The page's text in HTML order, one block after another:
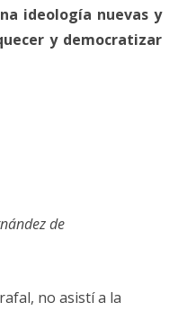
ideología nuevas y
y democratizar
de
no asistí a la